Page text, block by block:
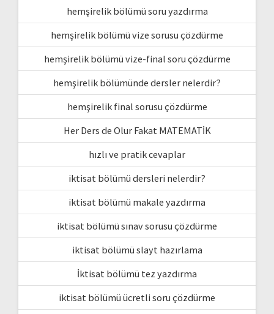
hemşirelik bölümü soru yazdırma
hemşirelik bölümü vize sorusu çözdürme
hemşirelik bölümü vize-final soru çözdürme
hemşirelik bölümünde dersler nelerdir?
hemşirelik final sorusu çözdürme
Her Ders de Olur Fakat MATEMATİK
hızlı ve pratik cevaplar
iktisat bölümü dersleri nelerdir?
iktisat bölümü makale yazdırma
iktisat bölümü sınav sorusu çözdürme
iktisat bölümü slayt hazırlama
İktisat bölümü tez yazdırma
iktisat bölümü ücretli soru çözdürme